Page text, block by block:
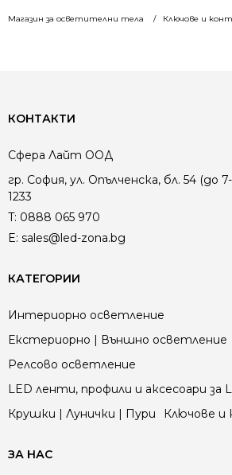
Магазин за осветителни тела Ключове и
КОНТАКТИ
Сфера Лайт ООД
гр. София, ул. Опълченска, бл. 54 (до
1233
T: 0888 065 970
E: sales@led-zona.bg
КАТЕГОРИИ
Интериорно осветление
Екстериорно | Външно осветление
Релсово осветление
LED ленти, профили и аксесоари за
Крушки | Лунички | Пури
Ключове
ЗА НАС